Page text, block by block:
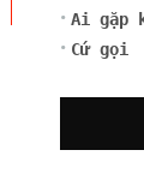
Ai gặp
Cứ gọi